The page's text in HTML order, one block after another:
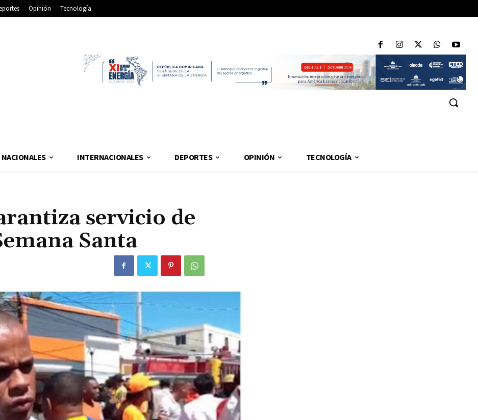
Opinión Tecnología
NACIONALES INTERNACIONALES DEPORTES OPINIÓN TECNOLOGÍA
servicio de
Santa